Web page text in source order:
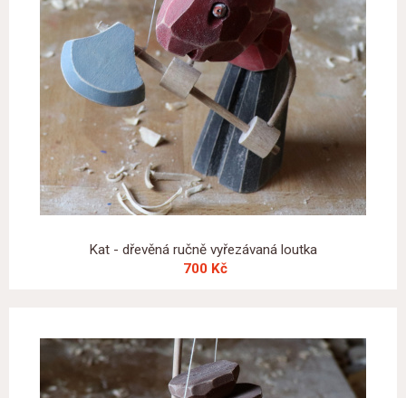
Kat - dřevěná ručně vyřezávaná loutka
700 Kč